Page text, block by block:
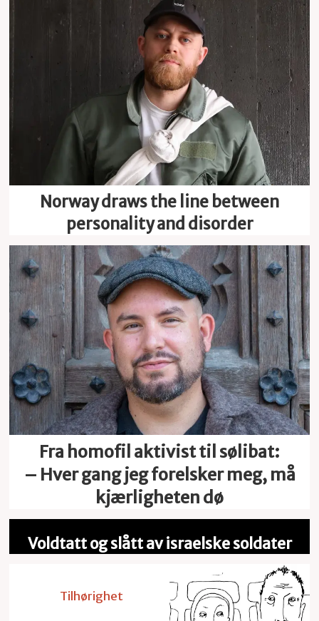
Norway draws the line between
personality and disorder
Fra homofil aktivist til sølibat:
– Hver gang jeg forelsker meg, må
kjærligheten dø
Voldtatt og slått av israelske soldater
Tilhørighet